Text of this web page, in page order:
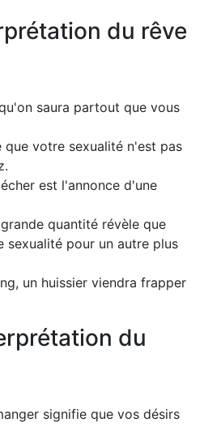
du rêve
saura partout que vous
que votre sexualité n'est pas
est l'annonce d'une
quantité révèle que
sexualité pour un autre plus
un huissier viendra frapper
du
signifie que vos désirs